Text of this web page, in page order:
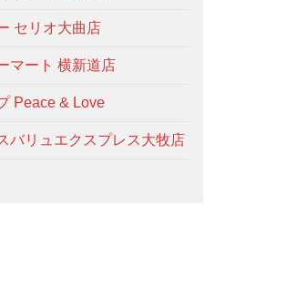
セリオ大曲店
マート 横新道店
Peace & Love
バリュエクスプレス大牧店